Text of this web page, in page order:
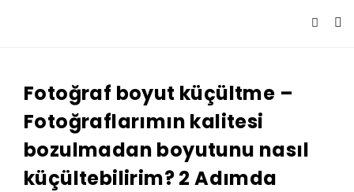
Fotoğraf boyut küçültme –
Fotoğraflarımın kalitesi
bozulmadan boyutunu nasıl
küçültebilirim? 2 Adımda